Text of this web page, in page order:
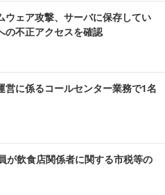
ウェア攻撃、サーバに保存してい
の不正アクセスを確認
営に係るコールセンター業務で1名
が飲食店関係者に関する市税等の